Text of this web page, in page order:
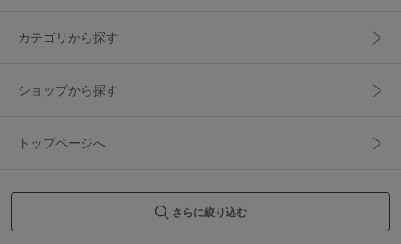
カテゴリから探す
ショップから探す
トップページへ
さらに絞り込む